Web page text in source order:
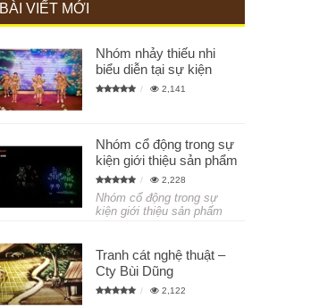
BÀI VIẾT MỚI
Nhóm nhảy thiếu nhi
biểu diễn tại sự kiện
2,141
Nhóm cổ động trong sự
kiện giới thiệu sản phẩm
2,228
Nhóm cổ động trong sự
kiện giới thiệu sản phẩm
Tranh cát nghệ thuật –
Cty Bùi Dũng
2,122